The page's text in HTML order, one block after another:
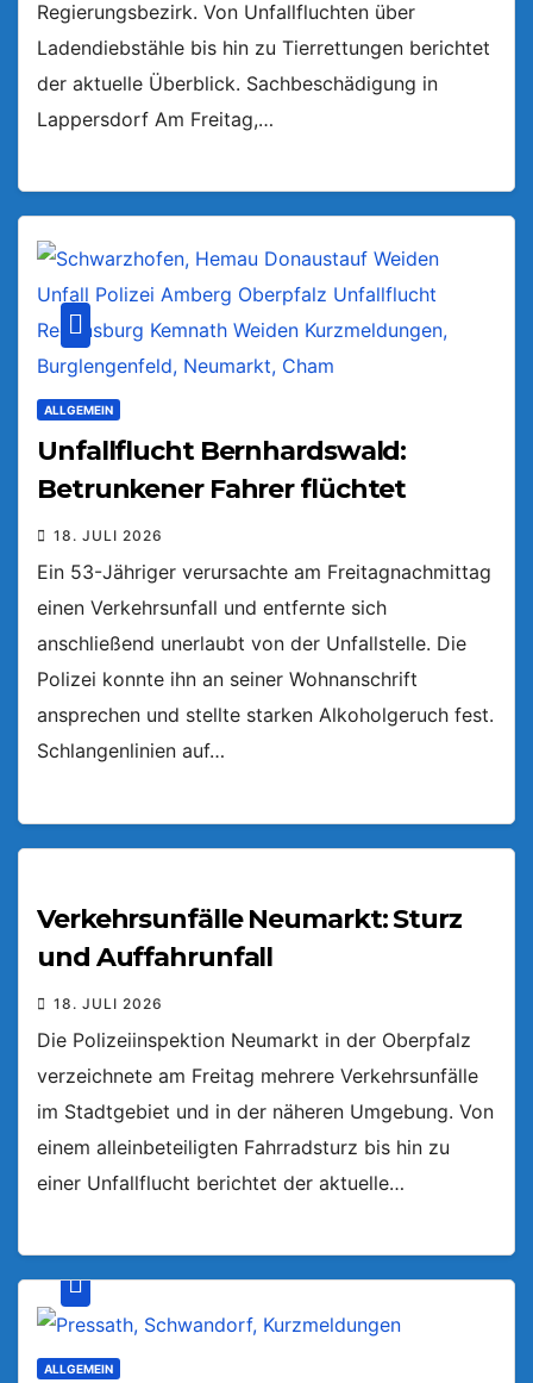
Regierungsbezirk. Von Unfallfluchten über
Ladendiebstähle bis hin zu Tierrettungen berichtet
der aktuelle Überblick. Sachbeschädigung in
Lappersdorf Am Freitag,…
ALLGEMEIN
Unfallflucht Bernhardswald:
Betrunkener Fahrer flüchtet
18. JULI 2026
Ein 53-Jähriger verursachte am Freitagnachmittag
einen Verkehrsunfall und entfernte sich
anschließend unerlaubt von der Unfallstelle. Die
Polizei konnte ihn an seiner Wohnanschrift
ansprechen und stellte starken Alkoholgeruch fest.
Schlangenlinien auf…
Verkehrsunfälle Neumarkt: Sturz
und Auffahrunfall
18. JULI 2026
Die Polizeiinspektion Neumarkt in der Oberpfalz
verzeichnete am Freitag mehrere Verkehrsunfälle
im Stadtgebiet und in der näheren Umgebung. Von
einem alleinbeteiligten Fahrradsturz bis hin zu
einer Unfallflucht berichtet der aktuelle…
ALLGEMEIN